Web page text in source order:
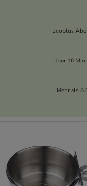
zooplus Abo
Über 10
Mehr als